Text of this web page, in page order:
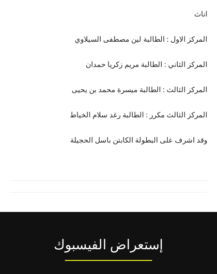
اناث
المركز الاول : الطالبة لين مصطفى السيلاوي
المركز الثاني : الطالبة مريم زكريا حمدان
المركز الثالث : الطالبة ميسرة محمد بن يحيى
المركز الثالث مكرر : الطالبة رغد سلام الخياط
وقد اشرف على البطولة الكابتن باسل الحجيلة
إستعراض الفيسبوك